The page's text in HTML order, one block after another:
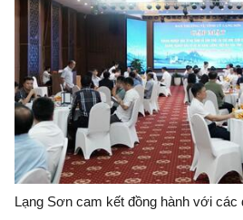
Lạng Sơn cam kết đồng hành với các